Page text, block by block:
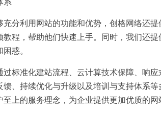
充分利用网站的功能和优势，创格网络还
教程，帮助他们快速上手。同时，我们还
惑。
过标准化建站流程、云计算技术保障、响
馈、持续优化与升级以及培训与支持体系
上的服务理念，为企业提供更加优质的网